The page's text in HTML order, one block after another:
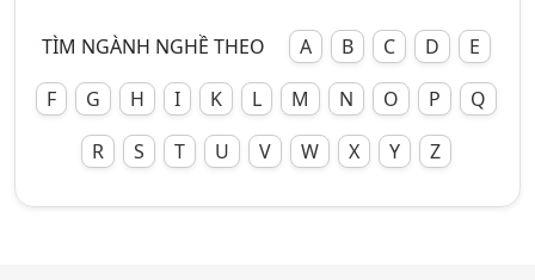
TÌM NGÀNH NGHỀ THEO A B C D
E
F
G H I K L M N O P
Q
R
S T U V W X Y Z